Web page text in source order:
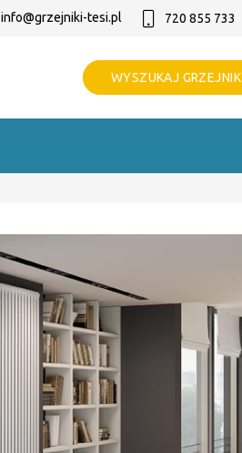
info@grzejniki-tesi.pl 720 855 733
WYSZUKAJ GRZEJNIK